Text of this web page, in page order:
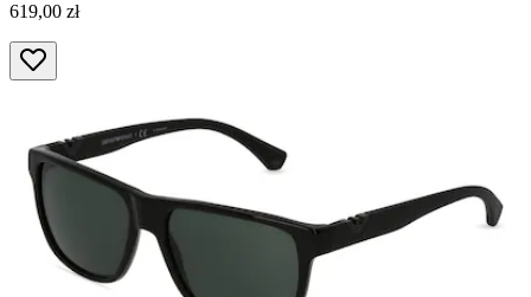
619,00 zł